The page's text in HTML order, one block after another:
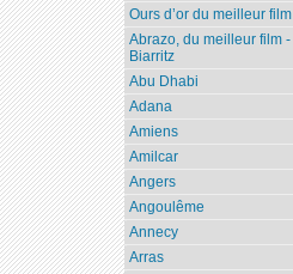
Ours d’or du meilleur film
Abrazo, du meilleur film -
Biarritz
Abu Dhabi
Adana
Amiens
Amilcar
Angers
Angoulême
Annecy
Arras